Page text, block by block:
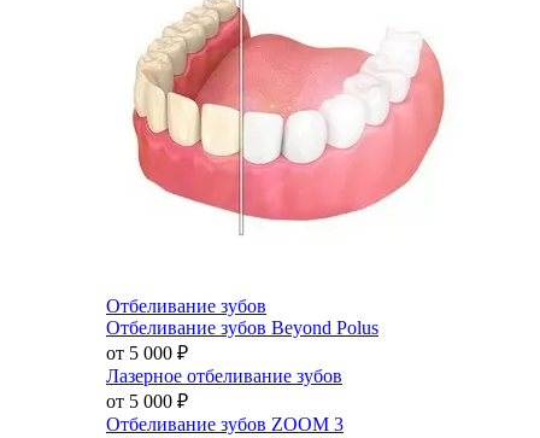
Отбеливание зубов
Отбеливание зубов Beyond Polus
от 5 000 ₽
Лазерное отбеливание зубов
от 5 000 ₽
Отбеливание зубов ZOOM 3